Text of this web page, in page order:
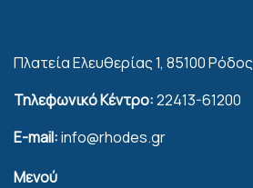
Πλατεία Ελευθερίας 1, 85100 Ρόδος
Τηλεφωνικό Κέντρο:22413-61200
E-mail:info@rhodes.gr
Μενού